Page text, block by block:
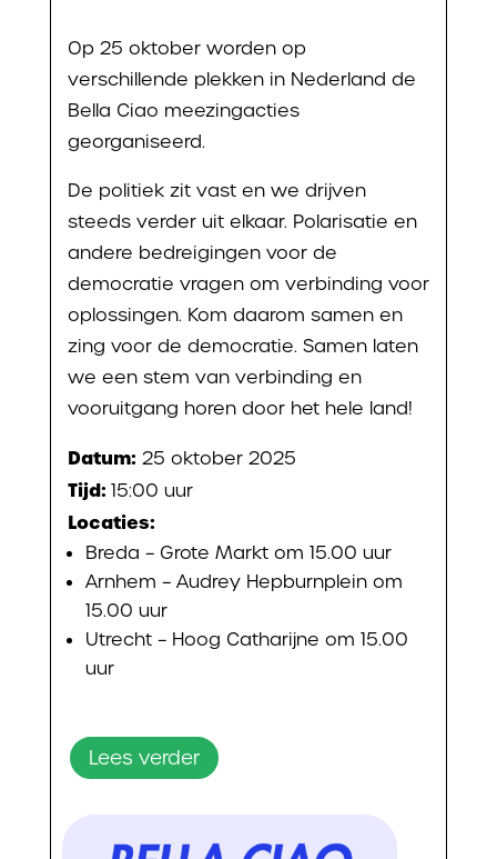
Op 25 oktober worden op
verschillende plekken in Nederland de
Bella Ciao meezingacties
georganiseerd.
De politiek zit vast en we drijven
steeds verder uit elkaar. Polarisatie en
andere bedreigingen voor de
democratie vragen om verbinding voor
oplossingen. Kom daarom samen en
zing voor de democratie. Samen laten
we een stem van verbinding en
vooruitgang horen door het hele land!
Datum: 25 oktober 2025
Tijd: 15:00 uur
Locaties:
Breda – Grote Markt om 15.00 uur
Arnhem – Audrey Hepburnplein om
15.00 uur
Utrecht – Hoog Catharijne om 15.00
uur
Lees verder